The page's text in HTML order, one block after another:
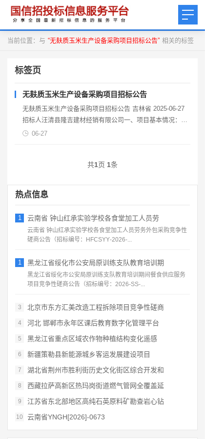
当前位置：与 “无麸质玉米生产设备采购项目招标公告” 相关的标签
标签页
无麸质玉米生产设备采购项目招标公告
无麸质玉米生产设备采购项目招标公告 吉林省 2025-06-27
招标人汪清县隆吉建材经销有限公司一、项目基本情况：1.
项目编号：JLJY2025-CG019
06-27
共1页 1条
热点信息
1 云南省 钟山红承实验学校各食堂加工人员劳
云南省 钟山红承实验学校各食堂加工人员劳务外包采购竞争性
磋商公告（招标编号：HFCSYY‑2026‑...
1 黑龙江省绥化市公安局原训练支队教育培训期
黑龙江省绥化市公安局原训练支队教育培训期间餐食供应服务
项目竞争性磋商公告（招标编号：2026‑SS‑...
3 北京市东方汇美改造工程拆除项目竞争性磋商
4 河北 邯郸市永年区课后教育数字化管理平台
5 黑龙江省重点区域农作物种植结构变化遥感
6 新疆策勒县新能源城乡客运发展建设项目
7 湖北省荆州市胜利街历史文化街区综合开发和
8 西藏拉萨高新区热玛岗街道燃气管网全覆盖延
9 江苏省东北部地区高纯石英原料矿勘查岩心钻
10 云南省YNGH[2026]-0673